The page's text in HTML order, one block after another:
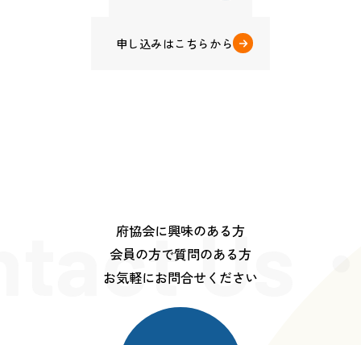
申し込みはこちらから
Us
府協会に興味のある方
会員の方で質問のある方
お気軽にお問合せください